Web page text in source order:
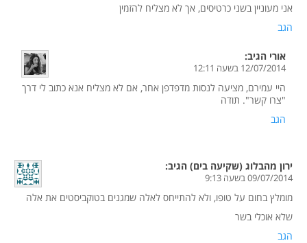
אני מעוניין בשני כרטיסים, אך לא מצליח להזמין
הגב
אורי הגיב:
12/07/2014 בשעה 12:11
היי עמירם, מציעה לנסות מדפדפן אחר, אם לא מצליח אנא כתוב לי דרך
"צרו קשר". תודה
הגב
ירון מהבלוג (שקיעה בים) הגיב:
09/07/2014 בשעה 9:13
מומלץ בחום על טופו, ולא להתייחס לאלה שמגנים בטוקביסטים את אלה
שלא אוכלי בשר
הגב